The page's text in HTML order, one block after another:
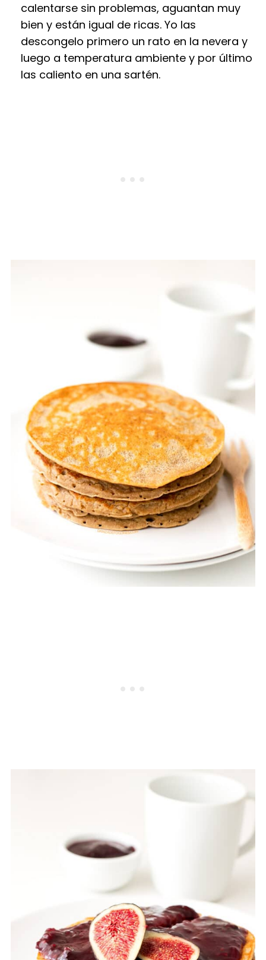
calentarse sin problemas, aguantan muy
bien y están igual de ricas. Yo las
descongelo primero un rato en la nevera y
luego a temperatura ambiente y por último
las caliento en una sartén.